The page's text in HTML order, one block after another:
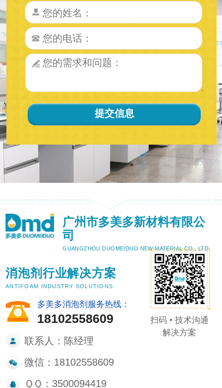
广州市多美多新材料有限公
司
GUANGZHOU DUOMEIDUO NEW MATERIAL CO., LTD.
消泡剂行业解决方案
ANTIFOAM INDUSTRY SOLUTIONS
多美多消泡剂服务热线：
18102558609
联系人：陈经理
微信：18102558609
ＱＱ：3500094419
扫码 • 技术沟通
解决方案